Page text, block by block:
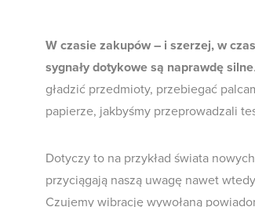
W czasie zakupów – i szerzej, w
sygnały dotykowe są naprawdę silne
gładzić przedmioty, przebiegać
papierze, jakbyśmy przeprowadzali
Dotyczy to na przykład świata
przyciągają naszą uwagę nawet
Czujemy wibrację wywołaną